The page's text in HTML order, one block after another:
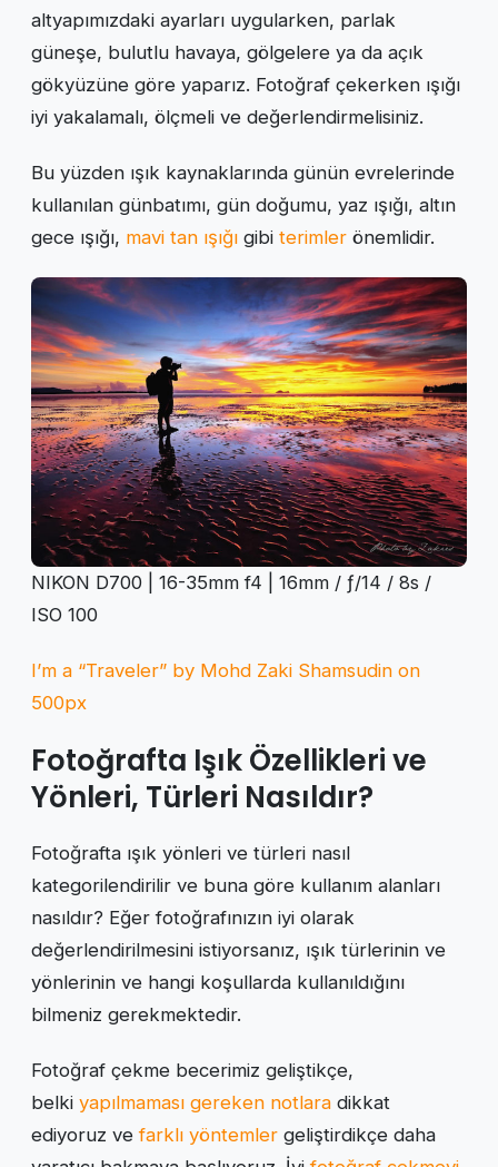
altyapımızdaki ayarları uygularken, parlak
güneşe, bulutlu havaya, gölgelere ya da açık
gökyüzüne göre yaparız. Fotoğraf çekerken ışığı
iyi yakalamalı, ölçmeli ve değerlendirmelisiniz.
Bu yüzden ışık kaynaklarında günün evrelerinde
kullanılan günbatımı, gün doğumu, yaz ışığı, altın
gece ışığı, mavi tan ışığı gibi terimler önemlidir.
NIKON D700 | 16-35mm f4 | 16mm / ƒ/14 / 8s /
ISO 100
I’m a “Traveler” by Mohd Zaki Shamsudin on
500px
Fotoğrafta Işık Özellikleri ve
Yönleri, Türleri Nasıldır?
Fotoğrafta ışık yönleri ve türleri nasıl
kategorilendirilir ve buna göre kullanım alanları
nasıldır? Eğer fotoğrafınızın iyi olarak
değerlendirilmesini istiyorsanız, ışık türlerinin ve
yönlerinin ve hangi koşullarda kullanıldığını
bilmeniz gerekmektedir.
Fotoğraf çekme becerimiz geliştikçe,
belki yapılmaması gereken notlara dikkat
ediyoruz vefarklı yöntemler geliştirdikçe daha